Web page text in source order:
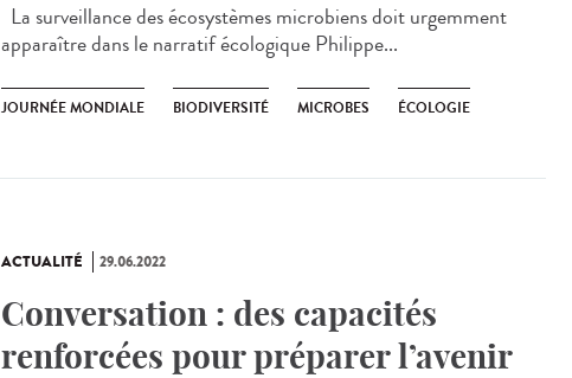
La surveillance des écosystèmes microbiens doit urgemment
apparaître dans le narratif écologique Philippe...
JOURNÉE MONDIALE BIODIVERSITÉ MICROBES ÉCOLOGIE
ACTUALITÉ 29.06.2022
Conversation : des capacités
renforcées pour préparer l’avenir